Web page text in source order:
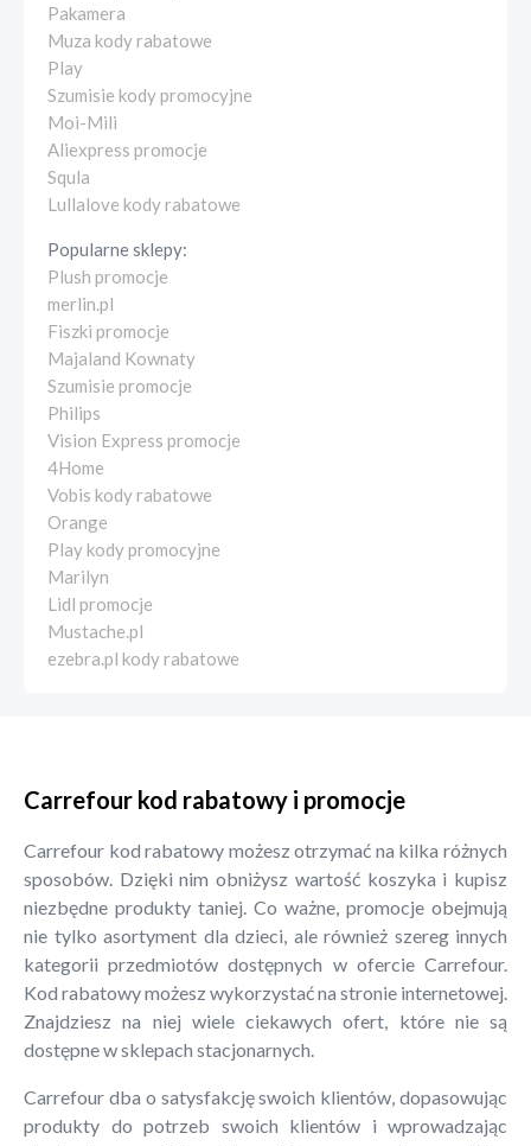
Pakamera
Muza kody rabatowe
Play
Szumisie kody promocyjne
Moi-Mili
Aliexpress promocje
Squla
Lullalove kody rabatowe
Popularne sklepy:
Plush promocje
merlin.pl
Fiszki promocje
Majaland Kownaty
Szumisie promocje
Philips
Vision Express promocje
4Home
Vobis kody rabatowe
Orange
Play kody promocyjne
Marilyn
Lidl promocje
Mustache.pl
ezebra.pl kody rabatowe
Carrefour kod rabatowy i promocje
Carrefour kod rabatowy możesz otrzymać na kilka różnych
sposobów. Dzięki nim obniżysz wartość koszyka i kupisz
niezbędne produkty taniej. Co ważne, promocje obejmują
nie tylko asortyment dla dzieci, ale również szereg innych
kategorii przedmiotów dostępnych w ofercie Carrefour.
Kod rabatowy możesz wykorzystać na stronie internetowej.
Znajdziesz na niej wiele ciekawych ofert, które nie są
dostępne w sklepach stacjonarnych.
Carrefour dba o satysfakcję swoich klientów, dopasowując
produkty do potrzeb swoich klientów i wprowadzając